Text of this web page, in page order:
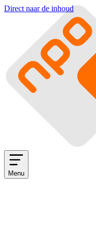
Direct naar de inhoud
Menu